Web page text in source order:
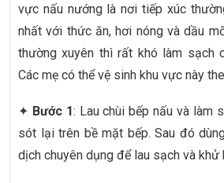
vực nấu nướng là nơi tiếp xúc
nhất với thức ăn, hơi nóng và dầu
thường xuyên thì rất khó làm sạch
Các mẹ có thể vệ sinh khu vực này
✦ Bước 1: Lau chùi bếp nấu và làm
sót lại trên bề mặt bếp. Sau đó
dịch chuyên dụng để lau sạch và khử